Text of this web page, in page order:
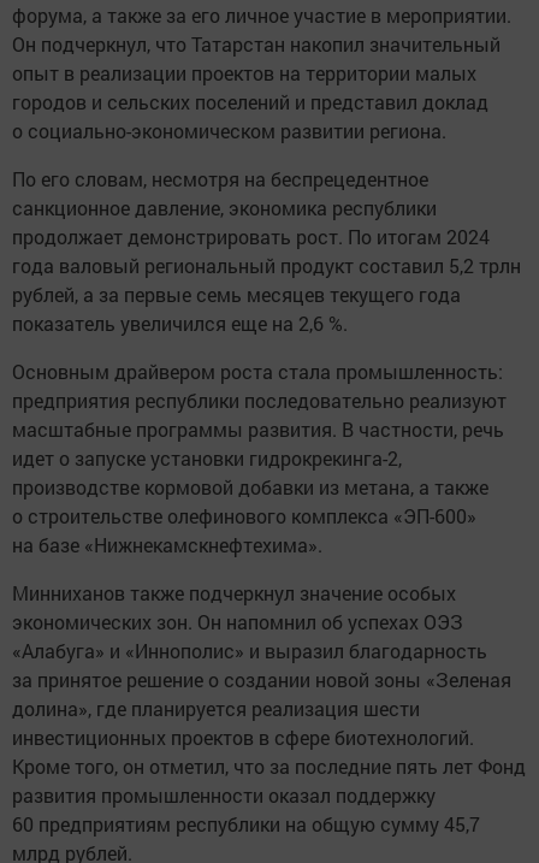
форума, а также за его личное участие в мероприятии.
Он подчеркнул, что Татарстан накопил значительный
опыт в реализации проектов на территории малых
городов и сельских поселений и представил доклад
о социально-экономическом развитии региона.
По его словам, несмотря на беспрецедентное
санкционное давление, экономика республики
продолжает демонстрировать рост. По итогам 2024
года валовый региональный продукт составил 5,2 трлн
рублей, а за первые семь месяцев текущего года
показатель увеличился еще на 2,6 %.
Основным драйвером роста стала промышленность:
предприятия республики последовательно реализуют
масштабные программы развития. В частности, речь
идет о запуске установки гидрокрекинга-2,
производстве кормовой добавки из метана, а также
о строительстве олефинового комплекса «ЭП-600»
на базе «Нижнекамскнефтехима».
Минниханов также подчеркнул значение особых
экономических зон. Он напомнил об успехах ОЭЗ
«Алабуга» и «Иннополис» и выразил благодарность
за принятое решение о создании новой зоны «Зеленая
долина», где планируется реализация шести
инвестиционных проектов в сфере биотехнологий.
Кроме того, он отметил, что за последние пять лет Фонд
развития промышленности оказал поддержку
60 предприятиям республики на общую сумму 45,7
млрд рублей.